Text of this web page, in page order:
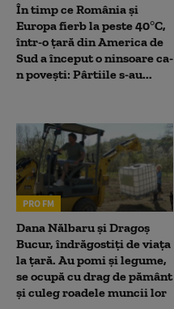
În timp ce România și
Europa fierb la peste 40°C,
într-o țară din America de
Sud a început o ninsoare ca-
n povești: Pârtiile s-au...
PRO FM
Dana Nălbaru și Dragoș
Bucur, îndrăgostiți de viața
la țară. Au pomi și legume,
se ocupă cu drag de pământ
și culeg roadele muncii lor